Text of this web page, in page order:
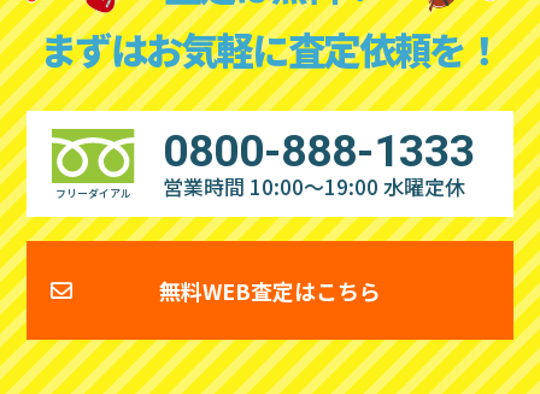
まずはお気軽に査定依頼を！
フリーダイアル
0800-888-1333
営業時間 10:00～19:00 水曜定休
無料WEB査定はこちら